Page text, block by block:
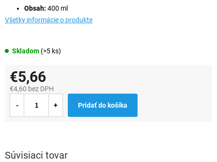
Skladom (>5 ks)
Obsah: 400 ml
Všetky informácie o produkte
€5,66
€4,60 bez DPH
cena:
Pridať do košíka
Súvisiaci tovar